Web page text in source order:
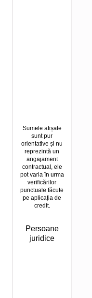
Sumele afișate
sunt pur
orientative și nu
reprezintă un
angajament
contractual, ele
pot varia în urma
verificărilor
punctuale făcute
pe aplicația de
credit.
Persoane
juridice